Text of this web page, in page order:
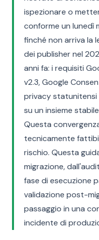
ispezionare o
conforme un lunedì
finché non arriva la
dei publisher nel
anni fa: i requisiti
v2.3, Google
privacy
su un insieme
Questa
tecnicamente
rischio. Questa
migrazione,
fase di esecuzione
validazione post-
passaggio in una
incidente di